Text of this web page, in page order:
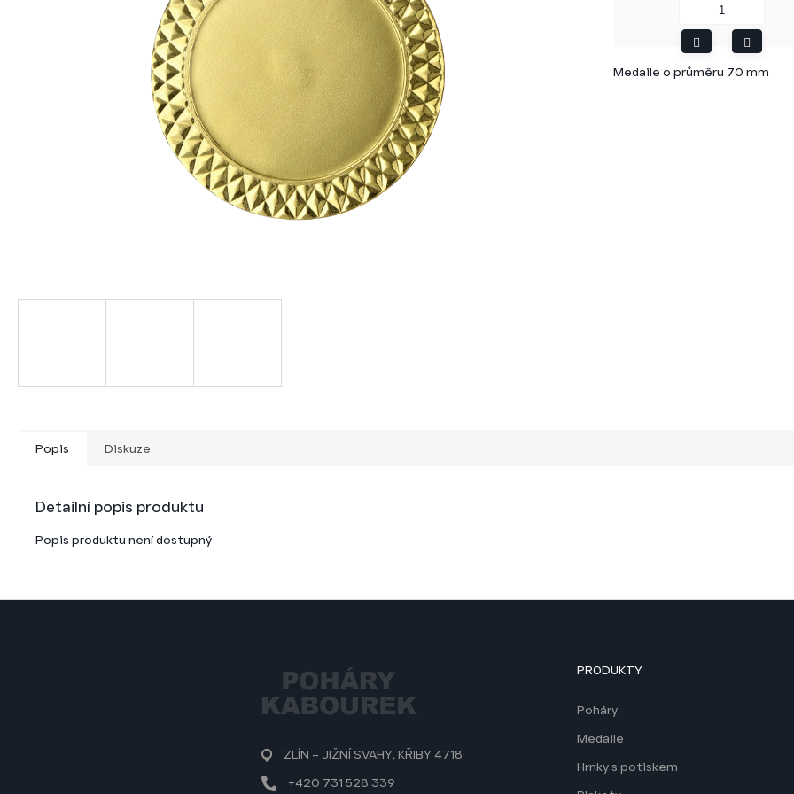
Medaile o průměru 70 mm
Popis Diskuze
Detailní popis produktu
Popis produktu není dostupný
ZLÍN – JIŽNÍ SVAHY, KŘIBY 4718
+420 731 528 339
PRODUKTY
Poháry
Medaile
Hrnky s potiskem